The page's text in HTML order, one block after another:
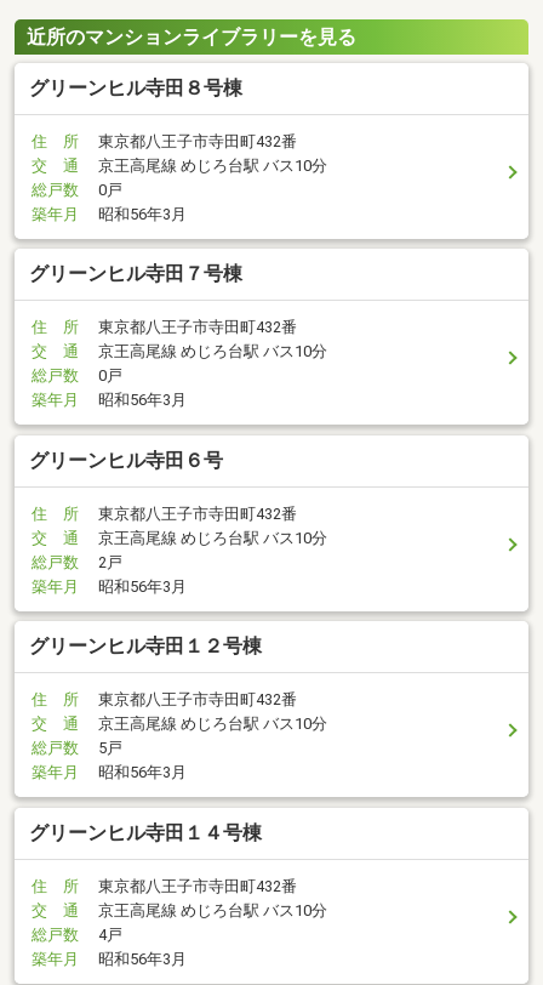
近所のマンションライブラリーを見る
グリーンヒル寺田８号棟
住 所
東京都八王子市寺田町432番
交 通
京王高尾線 めじろ台駅 バス10分
総戸数
0戸
築年月
昭和56年3月
グリーンヒル寺田７号棟
住 所
東京都八王子市寺田町432番
交 通
京王高尾線 めじろ台駅 バス10分
総戸数
0戸
築年月
昭和56年3月
グリーンヒル寺田６号
住 所
東京都八王子市寺田町432番
交 通
京王高尾線 めじろ台駅 バス10分
総戸数
2戸
築年月
昭和56年3月
グリーンヒル寺田１２号棟
住 所
東京都八王子市寺田町432番
交 通
京王高尾線 めじろ台駅 バス10分
総戸数
5戸
築年月
昭和56年3月
グリーンヒル寺田１４号棟
住 所
東京都八王子市寺田町432番
交 通
京王高尾線 めじろ台駅 バス10分
総戸数
4戸
築年月
昭和56年3月